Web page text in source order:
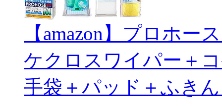
【amazon】プロホ
ケクロスワイパー＋
手袋＋パッド＋ふき